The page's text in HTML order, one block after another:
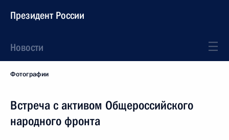
Президент России
Новости
Фотографии
Встреча с активом Общероссийского
народного фронта